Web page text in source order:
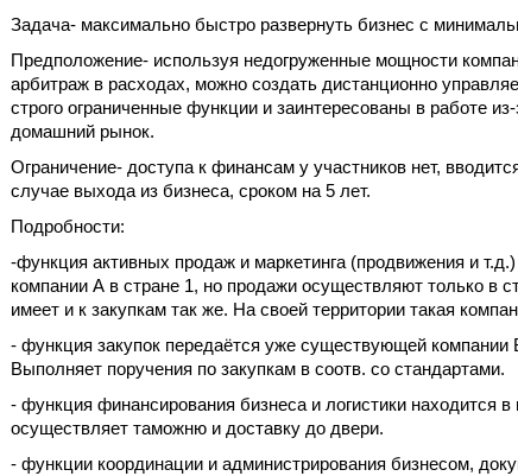
Задача- максимально быстро развернуть бизнес с
Предположение- используя недогруженные мощности
арбитраж в расходах, можно создать дистанционно
строго ограниченные функции и заинтересованы в работе
домашний рынок.
Ограничение- доступа к финансам у участников нет,
случае выхода из бизнеса, сроком на 5 лет.
Подробности:
-функция активных продаж и маркетинга (продвижения и
компании А в стране 1, но продажи осуществляют только в
имеет и к закупкам так же. На своей территории такая
- функция закупок передаётся уже существующей компании
Выполняет поручения по закупкам в соотв. со стандартами.
- функция финансирования бизнеса и логистики находится
осуществляет таможню и доставку до двери.
- функции координации и администрирования бизнесом,